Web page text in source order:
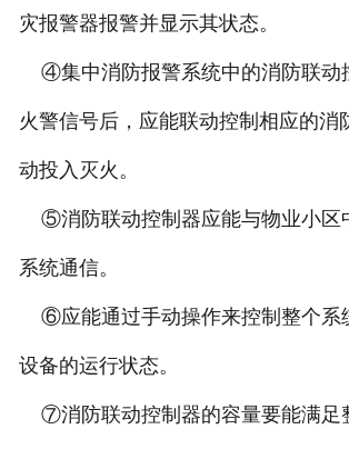
灾报警器报警并显示其状态。
④集中消防报警系统中的消防联动
火警信号后，应能联动控制相应的消
动投入灭火。
⑤消防联动控制器应能与物业小区
系统通信。
⑥应能通过手动操作来控制整个系
设备的运行状态。
⑦消防联动控制器的容量要能满足